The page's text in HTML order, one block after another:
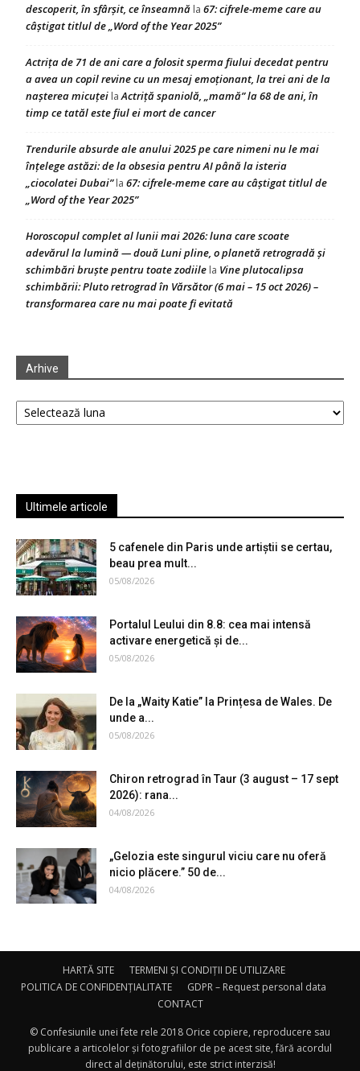
descoperit, în sfârșit, ce înseamnă la 67: cifrele-meme care au
câștigat titlul de „Word of the Year 2025”
Actrița de 71 de ani care a folosit sperma fiului decedat pentru
a avea un copil revine cu un mesaj emoționant, la trei ani de la
nașterea micuței laActriță spaniolă, „mamă” la 68 de ani, în
timp ce tatăl este fiul ei mort de cancer
Trendurile absurde ale anului 2025 pe care nimeni nu le mai
înțelege astăzi: de la obsesia pentru AI până la isteria
„ciocolatei Dubai”la 67: cifrele-meme care au câștigat titlul de
„Word of the Year 2025”
Horoscopul complet al lunii mai 2026: luna care scoate
adevărul la lumină — două Luni pline, o planetă retrogradă și
schimbări bruște pentru toate zodiile la Vine plutocalipsa
schimbării: Pluto retrograd în Vărsător (6 mai – 15 oct 2026) –
transformarea care nu mai poate fi evitată
Arhive
Arhive
Ultimele articole
5 cafenele din Paris unde artiștii se certau,
beau prea mult...
05/08/2026
Portalul Leului din 8.8: cea mai intensă
activare energetică și de...
05/08/2026
De la „Waity Katie” la Prințesa de Wales. De
unde a...
05/08/2026
Chiron retrograd în Taur (3 august – 17 sept
2026): rana...
04/08/2026
„Gelozia este singurul viciu care nu oferă
nicio plăcere.” 50 de...
04/08/2026
HARTĂ SITE
TERMENI ȘI CONDIȚII DE UTILIZARE
POLITICA DE CONFIDENȚIALITATE
GDPR – Request personal data
CONTACT
© Confesiunile unei fete rele 2018 Orice copiere, reproducere sau
publicare a articolelor și fotografiilor de pe acest site, fără acordul
direct al deținătorului, este strict interzisă!